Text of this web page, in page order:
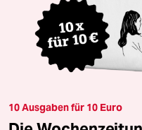
10 Ausgaben für 10 Euro